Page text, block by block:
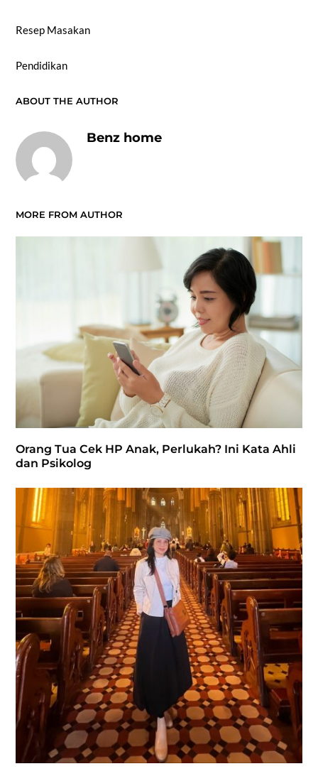
Resep Masakan
Pendidikan
ABOUT THE AUTHOR
Benz home
MORE FROM AUTHOR
Orang Tua Cek HP Anak, Perlukah? Ini Kata Ahli
dan Psikolog